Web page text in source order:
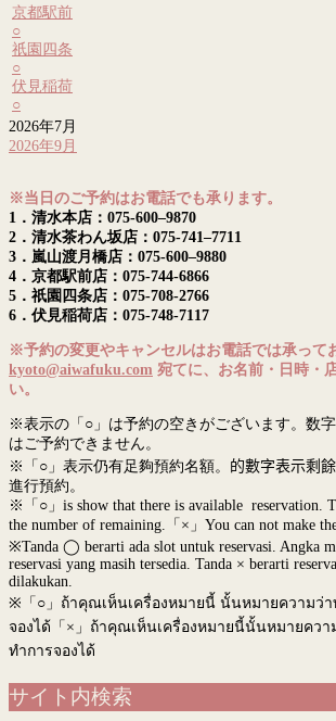
京都駅前
○
祇園四条
○
伏見稲荷
○
2026年7月
2026年9月
※当日のご予約はお電話でも承ります。
1．清水本店：075-600–9870
2．清水茶わん坂店：075-741–7711
3．嵐山渡月橋店：075-600–9880
4．京都駅前店：075-744-6866
5．祇園四条店：075-708-2766
6．伏見稲荷店：075-748-7117
※予約の変更やキャンセルはお電話では承って
kyoto@aiwafuku.com 宛てに、お名前・日時・
い。
※表示の「○」は予約の空きがございます。数字
はご予約できません。
※「○」表示仍有足夠預約名額。 的數字表示剩
進行預約。
※「○」is show that there is available reservation.
the number of remaining.「×」You can not make
※Tanda ◯ berarti ada slot untuk reservasi. Angka
reservasi yang masih tersedia. Tanda × berarti
dilakukan.
※ 「○」ถ้าคุณเห็นเครื่องหมายนี้ นั้นหมายความว่
จองได้「×」ถ้าคุณเห็นเครื่องหมายนี้นั้นหมายคว
ทำการจองได้
サイト内検索